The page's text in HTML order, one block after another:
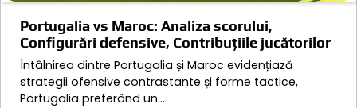
Portugalia vs Maroc: Analiza scorului,
Configurări defensive, Contribuțiile jucătorilor
Întâlnirea dintre Portugalia și Maroc evidențiază
strategii ofensive contrastante și forme tactice,
Portugalia preferând un…